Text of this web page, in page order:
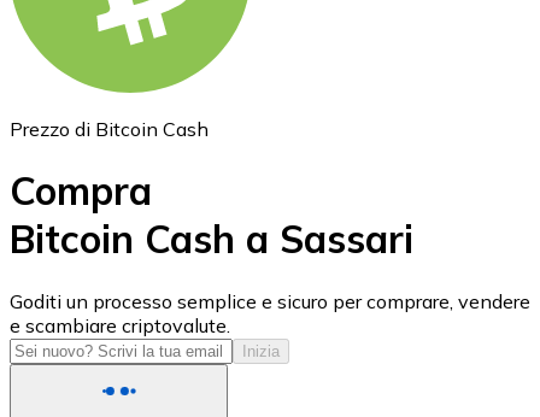
USD Coin
USDC
Prezzo di Bitcoin Cash
Compra
Bitcoin Cash a Sassari
Goditi un processo semplice e sicuro per comprare, vendere
e scambiare criptovalute.
Inizia